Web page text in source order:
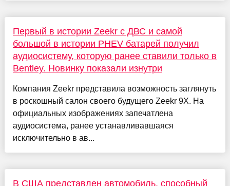
Первый в истории Zeekr с ДВС и самой
большой в истории PHEV батарей получил
аудиосистему, которую ранее ставили только в
Bentley. Новинку показали изнутри
Компания Zeekr представила возможность заглянуть
в роскошный салон своего будущего Zeekr 9X. На
официальных изображениях запечатлена
аудиосистема, ранее устанавливавшаяся
исключительно в ав...
В США представлен автомобиль, способный